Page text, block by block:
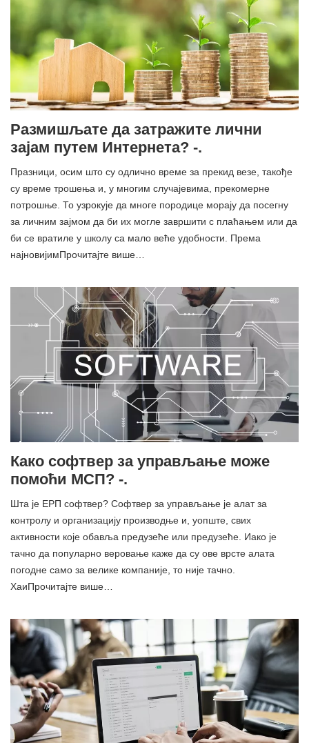
Размишљате да затражите лични
зајам путем Интернета? -.
Празници, осим што су одлично време за прекид везе, такође
су време трошења и, у многим случајевима, прекомерне
потрошње. То узрокује да многе породице морају да посегну
за личним зајмом да би их могле завршити с плаћањем или да
би се вратиле у школу са мало веће удобности. Према
најновијимПрочитајте више…
Како софтвер за управљање може
помоћи МСП? -.
Шта је ЕРП софтвер? Софтвер за управљање је алат за
контролу и организацију производње и, уопште, свих
активности које обавља предузеће или предузеће. Иако је
тачно да популарно веровање каже да су ове врсте алата
погодне само за велике компаније, то није тачно.
ХаиПрочитајте више…